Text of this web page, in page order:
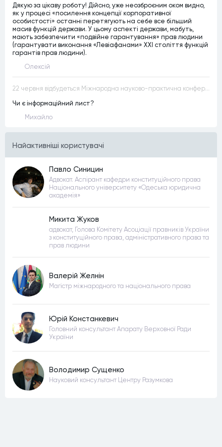
Дякую за цікаву роботу! Дійсно, уже неозброєним оком видно,
як у процесі «посилення концепції корпоративної
особистості» останні перетягують на себе все більший
масив функцій держави. У цьому аспекті держави, мабуть,
мають забезпечити «подвійне гарантування» прав людини
(гарантувати виконання «Левіафанами» ХХІ століття функцій
гарантів прав людини).
Олексій
22 червня відбудеться Міжнародна науково-практична конференція “Конституційна демократія в умовах загроз територіальній цілісності та національній безпеці”
Чи є інформаційний лист?
Михайло
Найактивнiшi користувачi
Павло Синицин
Адвокат. Аспірант кафедри конституційного права
Національного університету «Одеська юридична
академія»
Микита Жуков
адвокат, Голова Комітету Асоціації правників України
з конституційного права, адміністративного права та
прав людини
Валерій Желнін
Магістр міжнародного та національного права
Юрій Констанкевич
Головний консультант Апарату Верховної Ради
України
Володимир Сущенко
Науковий консультант Центру Разумкова